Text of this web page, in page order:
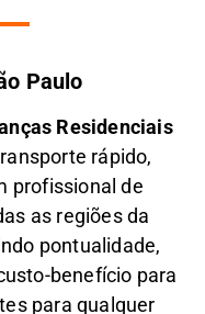
Paulo
Residenciais
rápido,
profissional de
as regiões da
pontualidade,
benefício para
para qualquer